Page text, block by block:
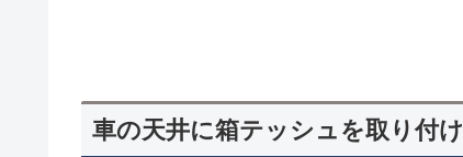
車の天井に箱テッシュを取り付け